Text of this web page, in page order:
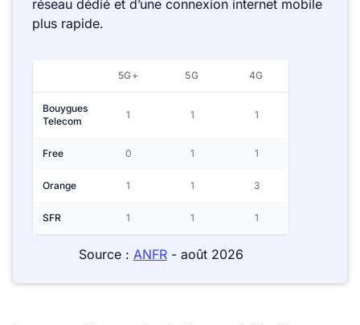
réseau dédié et d’une connexion internet mobile
plus rapide.
5G+ 5G 4G
Bouygues
Telecom
1 1 1
Free 0 1 1
Orange 1 1 3
SFR 1 1 1
Source : ANFR- août 2026